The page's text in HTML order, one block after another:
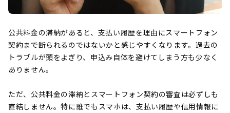
公共料金の滞納があると、支払い履歴を理由にスマートフォン
契約まで断られるのではないかと感じやすくなります。過去の
トラブルが頭をよぎり、申込み自体を避けてしまう方も少なく
ありません。
ただ、公共料金の滞納とスマートフォン契約の審査は必ずしも
直結しません。特に誰でもスマホは、支払い履歴や信用情報に